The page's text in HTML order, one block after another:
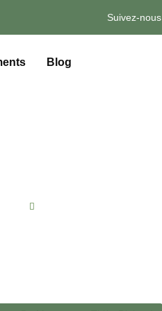
Suivez-nous
Blog